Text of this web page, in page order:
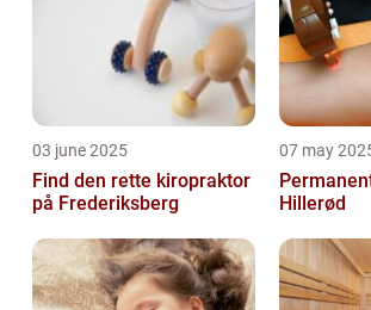
03 june 2025
Find den rette kiropraktor
på Frederiksberg
07 may
Hillerød